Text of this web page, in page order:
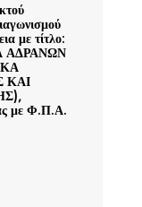
με τίτλο:
ΑΔΡΑΝΩΝ
ΚΑΙ
με Φ.Π.Α.